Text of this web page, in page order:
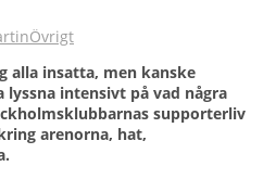
Övrigt
alla insatta, men kanske
intensivt på vad några
supporterliv
arenorna, hat,